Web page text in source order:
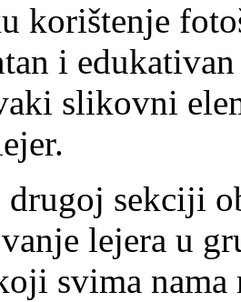
korištenje
i
slikovni
sekciji
lejera u
svima